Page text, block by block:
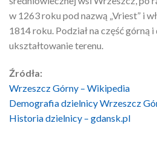
w 1263 roku pod nazwą „Vriest” i
1814 roku. Podział na część górną
ukształtowanie terenu.
Źródła:
Wrzeszcz Górny – Wikipedia
Demografia dzielnicy Wrzeszcz
Historia dzielnicy – gdansk.pl